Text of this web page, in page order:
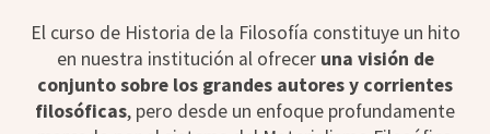
El curso de Historia de la Filosofía constituye un hito
en nuestra institución al ofrecer una visión de
conjunto sobre los grandes autores y corrientes
filosóficas, pero desde un enfoque profundamente